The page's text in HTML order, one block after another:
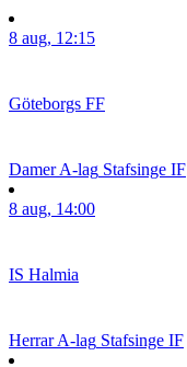
8 aug, 12:15
Göteborgs FF
Damer A-lag Stafsinge IF
8 aug, 14:00
IS Halmia
Herrar A-lag Stafsinge IF